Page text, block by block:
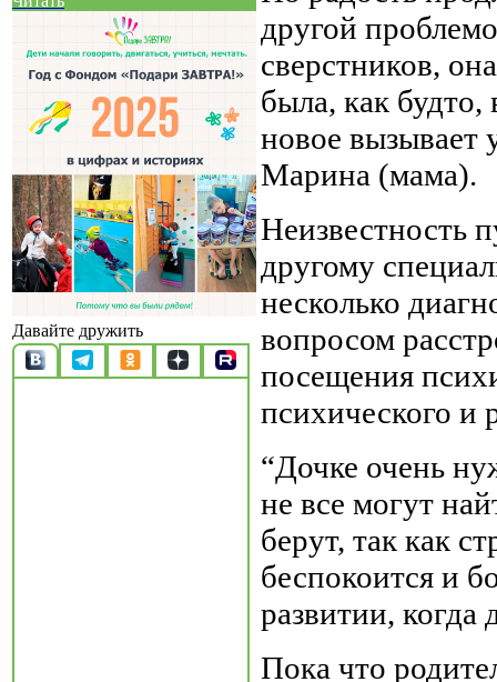
Давайте дружить
другой
сверстников,
была, как
новое
Марина (мама).
Неизвестность
другому
несколько
вопросом
посещения
психического и
“Дочке очень
не все могут
берут, так как
беспокоится и
развитии,
Пока что